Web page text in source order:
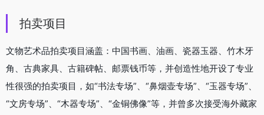
拍卖项目
文物艺术品拍卖项目涵盖：中国书画、油画、瓷器玉器、竹木牙
角、古典家具、古籍碑帖、邮票钱币等，并创造性地开设了专业
性很强的拍卖项目，如“书法专场”、“鼻烟壶专场”、“玉器专场”、
“文房专场”、“木器专场”、“金铜佛像”等，并曾多次接受海外藏家